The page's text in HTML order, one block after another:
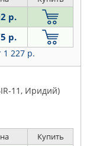
р.
р.
1 227 р.
11, Иридий)
Купить